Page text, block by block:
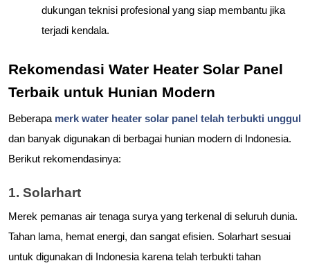
dukungan teknisi profesional yang siap membantu jika
terjadi kendala.
Rekomendasi Water Heater Solar Panel
Terbaik untuk Hunian Modern
Beberapa merk water heater solar panel telah terbukti unggul
dan banyak digunakan di berbagai hunian modern di Indonesia.
Berikut rekomendasinya:
1. Solarhart
Merek pemanas air tenaga surya yang terkenal di seluruh dunia.
Tahan lama, hemat energi, dan sangat efisien. Solarhart sesuai
untuk digunakan di Indonesia karena telah terbukti tahan